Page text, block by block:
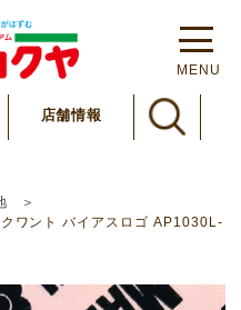
MENU
店舗情報
ワント バイアスロゴ AP1030L-